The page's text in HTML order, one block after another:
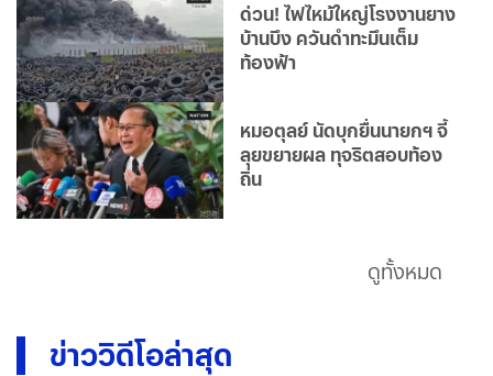
ด่วน! ไฟไหม้ใหญ่โรงงานยาง
บ้านบึง ควันดำทะมึนเต็ม
ท้องฟ้า
หมอตุลย์ นัดบุกยื่นนายกฯ จี้
ลุยขยายผล ทุจริตสอบท้อง
ถิ่น
ดูทั้งหมด
ข่าววิดีโอล่าสุด